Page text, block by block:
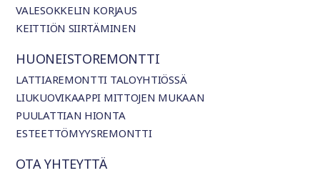
VALESOKKELIN KORJAUS
KEITTIÖN SIIRTÄMINEN
HUONEISTOREMONTTI
LATTIAREMONTTI TALOYHTIÖSSÄ
LIUKUOVIKAAPPI MITTOJEN MUKAAN
PUULATTIAN HIONTA
ESTEETTÖMYYSREMONTTI
OTA YHTEYTTÄ